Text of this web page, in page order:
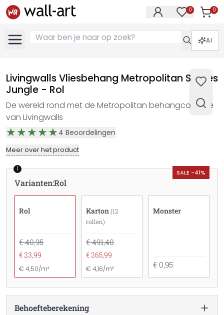
0 0
AI
Livingwalls Vliesbehang Metropolitan Stories
Jungle - Rol
De wereld rond met de Metropolitan behangcollectie
van Livingwalls
4 Beoordelingen
Meer over het product
SALE -41%
1
Varianten:Rol
Rol
€ 40,95
€ 23,99
€ 4,50/m²
Karton (12
rollen)
€ 491,40
€ 265,99
€ 4,16/m²
Monster
€ 0,95
Behoefteberekening